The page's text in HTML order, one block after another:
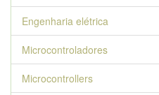
Engenharia elétrica
Microcontroladores
Microcontrollers